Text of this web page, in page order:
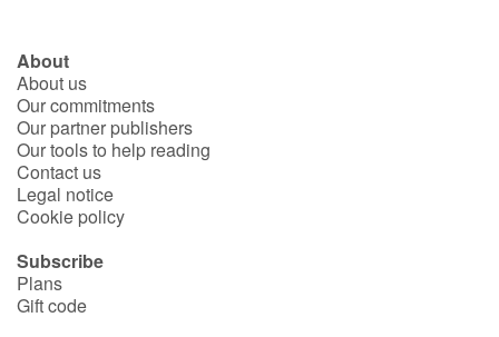
About
About us
Our commitments
Our partner publishers
Our tools to help reading
Contact us
Legal notice
Cookie policy
Subscribe
Plans
Gift code